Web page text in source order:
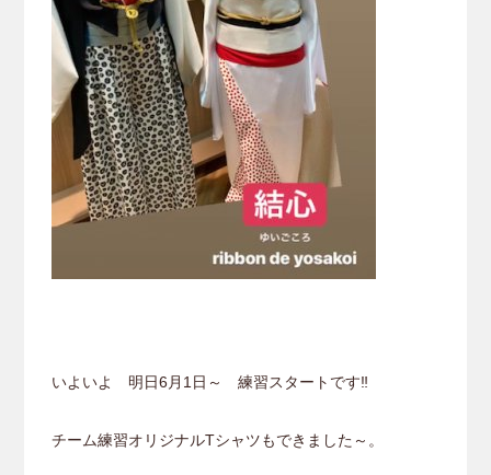
いよいよ 明日6月1日～ 練習スタートです‼
チーム練習オリジナルTシャツもできました～。